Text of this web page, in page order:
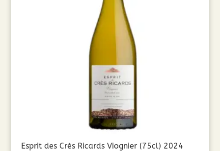
Esprit des Crès Ricards Viognier (75cl) 2024